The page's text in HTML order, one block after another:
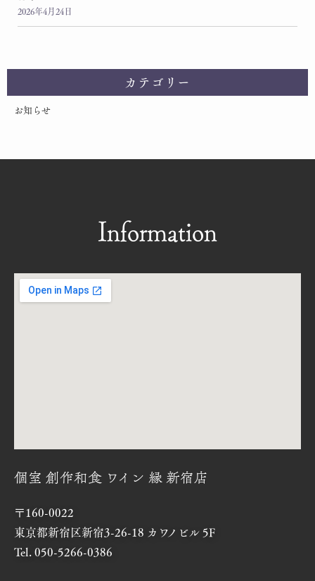
2026年4月24日
カテゴリー
お知らせ
Information
個室 創作和食 ワイン 縁 新宿店
〒160-0022
東京都新宿区新宿3-26-18 カワノビル 5F
Tel. 050-5266-0386